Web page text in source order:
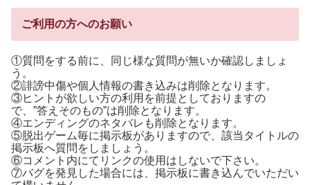
ご利用の方へのお願い
①質問をする前に、同じ様な質問が無いか確認しましょ
う。
②誹謗中傷や個人情報の書き込みは削除となります。
③ヒントが欲しい方の利用を前提としておりますの
で、”答えそのもの”は削除となります。
④エンディングのネタバレも削除となります。
⑤脱出ゲーム毎に掲示板がありますので、該当タイトルの
掲示板へ質問をしましょう。
⑥コメント内にてリンクの使用はしないで下さい。
⑦バグを発見した場合には、掲示板に書き込んでいただい